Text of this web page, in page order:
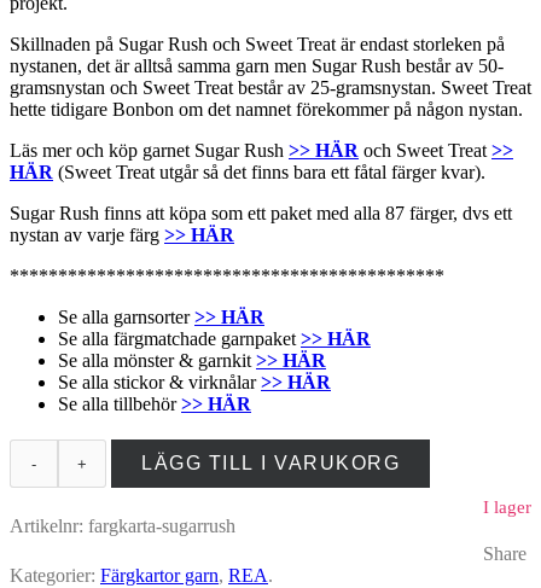
Skillnaden på Sugar Rush och Sweet Treat är endast storleken på
nystanen, det är alltså samma garn men Sugar Rush består av 50-
gramsnystan och Sweet Treat består av 25-gramsnystan. Sweet Treat
hette tidigare Bonbon om det namnet förekommer på någon nystan.
Läs mer och köp garnet Sugar Rush >> HÄR och Sweet Treat>>
HÄR (Sweet Treat utgår så det finns bara ett fåtal färger kvar).
Sugar Rush finns att köpa som ett paket med alla 87 färger, dvs ett
nystan av varje färg >> HÄR
*********************************************
Se alla garnsorter>> HÄR
Se alla färgmatchade garnpaket>> HÄR
Se alla mönster & garnkit>> HÄR
Se alla stickor & virknålar>> HÄR
Se alla tillbehör >> HÄR
I lager
LÄGG TILL I VARUKORG
Artikelnr: fargkarta-sugarrush
Kategorier: Färgkartor garn, REA.
Share